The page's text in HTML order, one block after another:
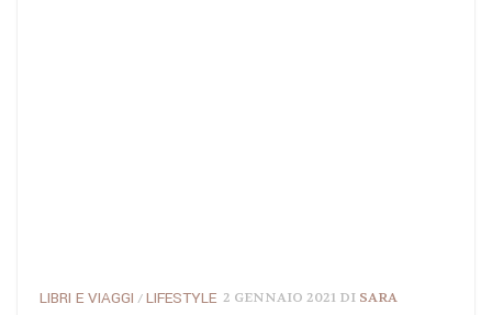
LIBRI E VIAGGI /LIFESTYLE 2 GENNAIO 2021 DI SARA